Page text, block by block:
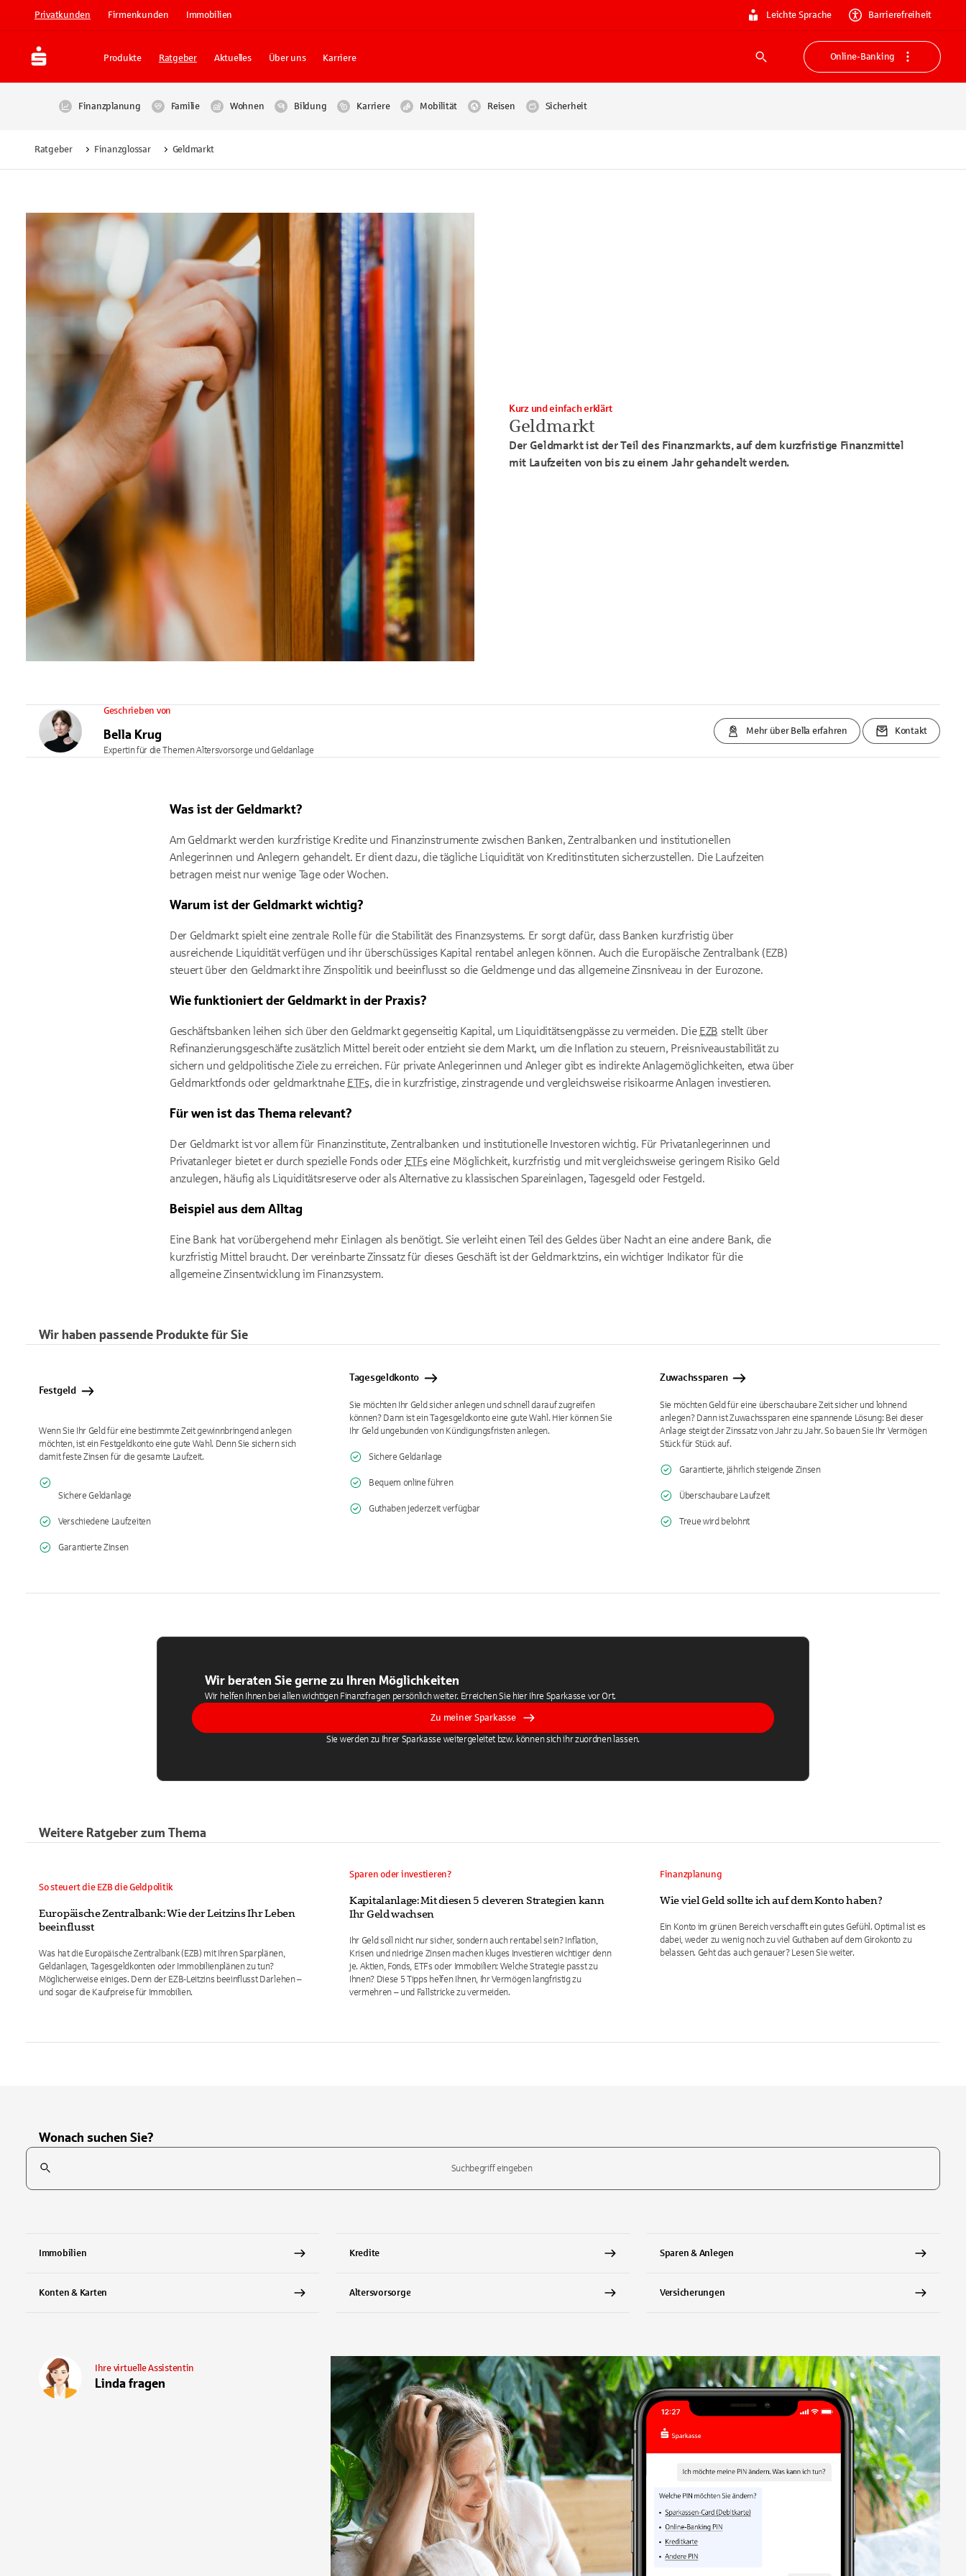
Privatkunden Firmenkunden Immobilien Leichte Sprache Barrierefreiheit
Produkte Ratgeber Aktuelles Über uns Karriere
Suche
Online-Banking
Finanzplanung Familie Wohnen Bildung Karriere Mobilität Reisen Sicherheit
Ratgeber Finanzglossar Geldmarkt
Geldmarkt
Kurz und einfach erklärt
Der Geldmarkt ist der Teil des Finanzmarkts, auf dem kurzfristige Finanzmittel
mit Laufzeiten von bis zu einem Jahr gehandelt werden.
Geschrieben von
Bella Krug
Expertin für die Themen Altersvorsorge und Geldanlage
Mehr über Bella erfahren Kontakt
Was ist der Geldmarkt?
Am Geldmarkt werden kurzfristige Kredite und Finanzinstrumente zwischen Banken, Zentralbanken und institutionellen
Anlegerinnen und Anlegern gehandelt. Er dient dazu, die tägliche Liquidität von Kreditinstituten sicherzustellen. Die Laufzeiten
betragen meist nur wenige Tage oder Wochen.
Warum ist der Geldmarkt wichtig?
Der Geldmarkt spielt eine zentrale Rolle für die Stabilität des Finanzsystems. Er sorgt dafür, dass Banken kurzfristig über
ausreichende Liquidität verfügen und ihr überschüssiges Kapital rentabel anlegen können. Auch die Europäische Zentralbank (EZB)
steuert über den Geldmarkt ihre Zinspolitik und beeinflusst so die Geldmenge und das allgemeine Zinsniveau in der Eurozone.
Wie funktioniert der Geldmarkt in der Praxis?
Geschäftsbanken leihen sich über den Geldmarkt gegenseitig Kapital, um Liquiditätsengpässe zu vermeiden. Die EZB stellt über
Refinanzierungsgeschäfte zusätzlich Mittel bereit oder entzieht sie dem Markt, um die Inflation zu steuern, Preisniveaustabilität zu
sichern und geldpolitische Ziele zu erreichen. Für private Anlegerinnen und Anleger gibt es indirekte Anlagemöglichkeiten, etwa über
Geldmarktfonds oder geldmarktnahe ETFs, die in kurzfristige, zinstragende und vergleichsweise risikoarme Anlagen investieren.
Für wen ist das Thema relevant?
Der Geldmarkt ist vor allem für Finanzinstitute, Zentralbanken und institutionelle Investoren wichtig. Für Privatanlegerinnen und
Privatanleger bietet er durch spezielle Fonds oder ETFseine Möglichkeit, kurzfristig und mit vergleichsweise geringem Risiko Geld
anzulegen, häufig als Liquiditätsreserve oder als Alternative zu klassischen Spareinlagen, Tagesgeld oder Festgeld.
Beispiel aus dem Alltag
Eine Bank hat vorübergehend mehr Einlagen als benötigt. Sie verleiht einen Teil des Geldes über Nacht an eine andere Bank, die
kurzfristig Mittel braucht. Der vereinbarte Zinssatz für dieses Geschäft ist der Geldmarktzins, ein wichtiger Indikator für die
allgemeine Zinsentwicklung im Finanzsystem.
Wir haben passende Produkte für Sie
Festgeld
Wenn Sie Ihr Geld für eine bestimmte Zeit gewinnbringend anlegen
möchten, ist ein Festgeldkonto eine gute Wahl. Denn Sie sichern sich
damit feste Zinsen für die gesamte Laufzeit.
Sichere Geldanlage
Verschiedene Laufzeiten
Garantierte Zinsen
Tagesgeldkonto
Sie möchten Ihr Geld sicher anlegen und schnell darauf zugreifen
können? Dann ist ein Tagesgeldkonto eine gute Wahl. Hier können Sie
Ihr Geld ungebunden von Kündigungsfristen anlegen.
Sichere Geldanlage
Bequem online führen
Guthaben jederzeit verfügbar
Zuwachssparen
Sie möchten Geld für eine überschaubare Zeit sicher und lohnend
anlegen? Dann ist Zuwachssparen eine spannende Lösung: Bei dieser
Anlage steigt der Zinssatz von Jahr zu Jahr. So bauen Sie Ihr Vermögen
Stück für Stück auf.
Garantierte, jährlich steigende Zinsen
Überschaubare Laufzeit
Treue wird belohnt
Wir beraten Sie gerne zu Ihren Möglichkeiten
Wir helfen Ihnen bei allen wichtigen Finanzfragen persönlich weiter. Erreichen Sie hier Ihre Sparkasse vor Ort.
Zu meiner Sparkasse
Sie werden zu Ihrer Sparkasse weitergeleitet bzw. können sich ihr zuordnen lassen.
Weitere Ratgeber zum Thema
So steuert die EZB die Geldpolitik
Europäische Zentralbank: Wie der Leitzins Ihr Leben
beeinflusst
Was hat die Europäische Zentralbank (EZB) mit Ihren Sparplänen,
Geldanlagen, Tagesgeldkonten oder Immobilienplänen zu tun?
Möglicherweise einiges. Denn der EZB-Leitzins beeinflusst Darlehen –
und sogar die Kaufpreise für Immobilien.
Sparen oder investieren?
Kapitalanlage: Mit diesen 5 cleveren Strategien kann
Ihr Geld wachsen
Ihr Geld soll nicht nur sicher, sondern auch rentabel sein? Inflation,
Krisen und niedrige Zinsen machen kluges Investieren wichtiger denn
je. Aktien, Fonds, ETFs oder Immobilien: Welche Strategie passt zu
Ihnen? Diese 5 Tipps helfen Ihnen, Ihr Vermögen langfristig zu
vermehren – und Fallstricke zu vermeiden.
Finanzplanung
Wie viel Geld sollte ich auf dem Konto haben?
Ein Konto im grünen Bereich verschafft ein gutes Gefühl. Optimal ist es
dabei, weder zu wenig noch zu viel Guthaben auf dem Girokonto zu
belassen. Geht das auch genauer? Lesen Sie weiter.
Wonach suchen Sie?
Suchfeld
Immobilien
Konten & Karten
Kredite
Altersvorsorge
Sparen & Anlegen
Versicherungen
Linda fragen
Ihre virtuelle Assistentin